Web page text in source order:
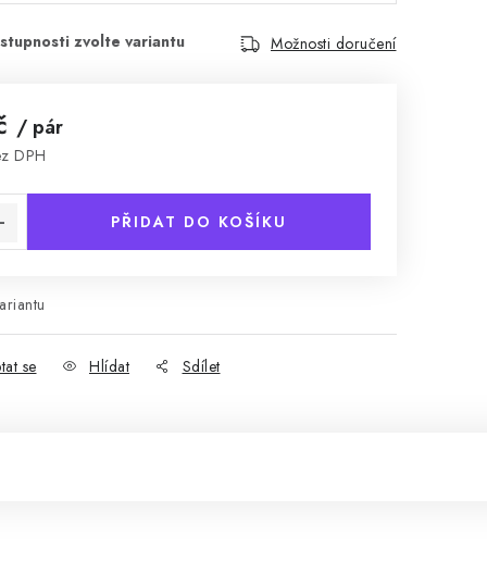
Možnosti doručení
/ pár
DPH
PŘIDAT DO KOŠÍKU
se Hlídat Sdílet